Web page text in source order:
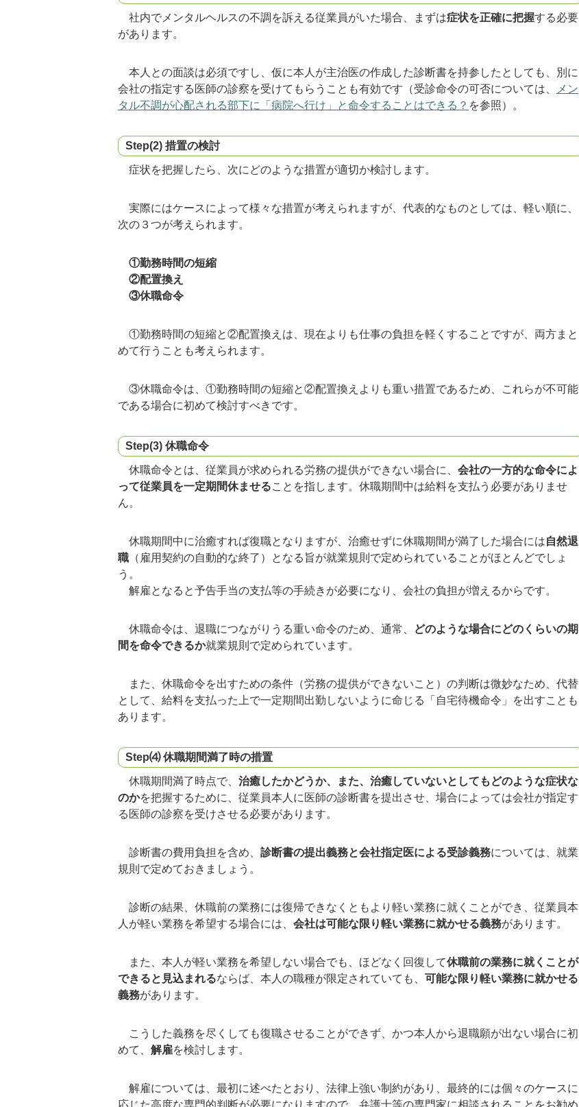
社内でメンタルヘルスの不調を訴える従業員がいた場合、まずは症状を正確に把握する必要
があります。
本人との面談は必須ですし、仮に本人が主治医の作成した診断書を持参したとしても、別に
会社の指定する医師の診察を受けてもらうことも有効です（受診命令の可否については、
メン
タル不調が心配される部下に「病院へ行け」と命令することはできる？ を参照）。
Step(2) 措置の検討
症状を把握したら、次にどのような措置が適切か検討します。
実際にはケースによって様々な措置が考えられますが、代表的なものとしては、軽い順に、
次の３つが考えられます。
①勤務時間の短縮
②配置換え
③休職命令
①勤務時間の短縮と②配置換えは、現在よりも仕事の負担を軽くすることですが、両方まと
めて行うことも考えられます。
③休職命令は、①勤務時間の短縮と②配置換えよりも重い措置であるため、これらが不可能
である場合に初めて検討すべきです。
Step(3) 休職命令
休職命令とは、従業員が求められる労務の提供ができない場合に、 会社の一方的な命令によ
って従業員を一定期間休ませることを指します。休職期間中は給料を支払う必要がありませ
ん。
休職期間中に治癒すれば復職となりますが、治癒せずに休職期間が満了した場合には自然退
職 （雇用契約の自動的な終了）となる旨が就業規則で定められていることがほとんどでしょ
う。
解雇となると予告手当の支払等の手続きが必要になり、会社の負担が増えるからです。
休職命令は、退職につながりうる重い命令のため、通常、
どのような場合にどのくらいの期
間を命令できるか就業規則で定められています。
また、休職命令を出すための条件（労務の提供ができないこと）の判断は微妙なため、代替
として、給料を支払った上で一定期間出勤しないように命じる「自宅待機命令」を出すことも
あります。
Step⑷ 休職期間満了時の措置
休職期間満了時点で、 治癒したかどうか、また、治癒していないとしてもどのような症状な
のかを把握するために、従業員本人に医師の診断書を提出させ、場合によっては会社が指定す
る医師の診察を受けさせる必要があります。
診断書の費用負担を含め、 診断書の提出義務と会社指定医による受診義務については、就業
規則で定めておきましょう。
診断の結果、休職前の業務には復帰できなくともより軽い業務に就くことができ、従業員本
人が軽い業務を希望する場合には、 会社は可能な限り軽い業務に就かせる義務があります。
また、本人が軽い業務を希望しない場合でも、ほどなく回復して休職前の業務に就くことが
できると見込まれるならば、本人の職種が限定されていても、 可能な限り軽い業務に就かせる
義務があります。
こうした義務を尽くしても復職させることができず、かつ本人から退職願が出ない場合に初
めて、 解雇を検討します。
解雇については、最初に述べたとおり、法律上強い制約があり、最終的には個々のケースに
応じた高度な専門的判断が必要になりますので、弁護士等の専門家に相談されることをお勧め